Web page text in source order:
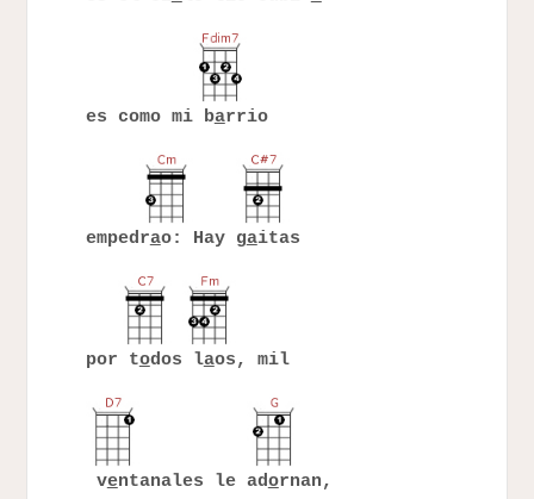
es como mi barrio
empedrao: Hay gaitas
por todos laos, mil
ventanales le adornan,